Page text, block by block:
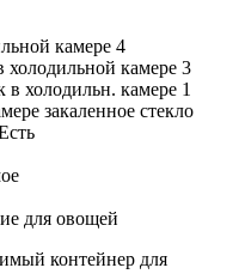
камере 4
холодильной камере 3
холодильн. камере 1
закаленное стекло
для овощей
контейнер для